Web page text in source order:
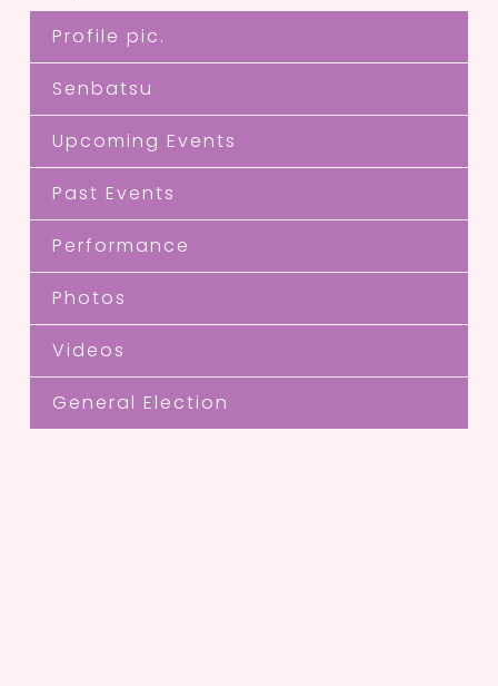
Profile pic.
Senbatsu
Upcoming Events
Past Events
Performance
Photos
Videos
General Election